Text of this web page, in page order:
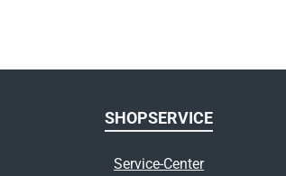
SHOPSERVICE
Service-Center